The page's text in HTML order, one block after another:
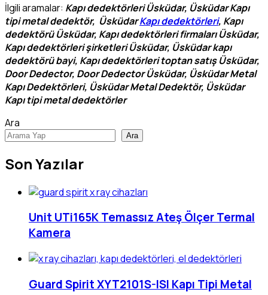
İlgili aramalar: Kapı dedektörleri Üsküdar, Üsküdar Kapı
tipi metal dedektör, ÜsküdarKapı dedektörleri, Kapı
dedektörü Üsküdar, Kapı dedektörleri firmaları Üsküdar,
Kapı dedektörleri şirketleri Üsküdar, Üsküdar kapı
dedektörü bayi, Kapı dedektörleri toptan satış Üsküdar,
Door Dedector, Door Dedector Üsküdar, Üsküdar Metal
Kapı Dedektörleri, Üsküdar Metal Dedektör, Üsküdar
Kapı tipi metal dedektörler
Ara
Ara
Son Yazılar
Unit UTi165K Temassız Ateş Ölçer Termal
Kamera
Guard Spirit XYT2101S-ISI Kapı Tipi Metal